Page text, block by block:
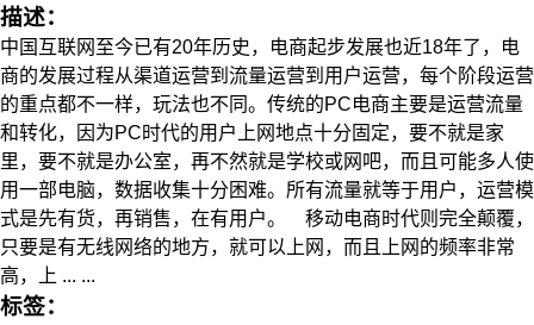
描述：
中国互联网至今已有20年历史，电商起步发展也近18年了，电
商的发展过程从渠道运营到流量运营到用户运营，每个阶段运营
的重点都不一样，玩法也不同。传统的PC电商主要是运营流量
和转化，因为PC时代的用户上网地点十分固定，要不就是家
里，要不就是办公室，再不然就是学校或网吧，而且可能多人使
用一部电脑，数据收集十分困难。所有流量就等于用户，运营模
式是先有货，再销售，在有用户。 移动电商时代则完全颠覆，
只要是有无线网络的地方，就可以上网，而且上网的频率非常
高，上 ... ...
标签：